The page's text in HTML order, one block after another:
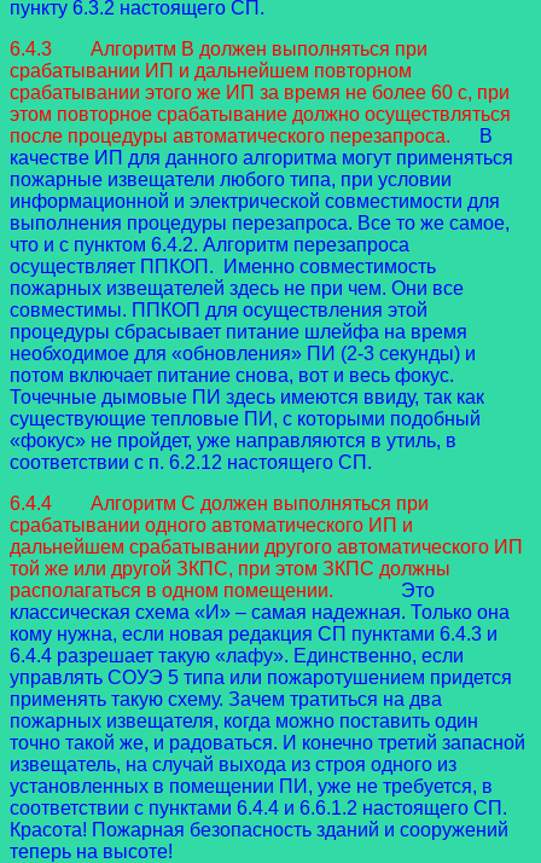
пункту 6.3.2 настоящего СП.
6.4.3 Алгоритм В должен выполняться при
срабатывании ИП и дальнейшем повторном
срабатывании этого же ИП за время не более 60 с, при
этом повторное срабатывание должно осуществляться
после процедуры автоматического перезапроса.
В
качестве ИП для данного алгоритма могут применяться
пожарные извещатели любого типа, при условии
информационной и электрической совместимости для
выполнения процедуры перезапроса. Все то же самое,
что и с пунктом 6.4.2. Алгоритм перезапроса
осуществляет ППКОП. Именно совместимость
пожарных извещателей здесь не при чем. Они все
совместимы. ППКОП для осуществления этой
процедуры сбрасывает питание шлейфа на время
необходимое для «обновления» ПИ (2-3 секунды) и
потом включает питание снова, вот и весь фокус.
Точечные дымовые ПИ здесь имеются ввиду, так как
существующие тепловые ПИ, с которыми подобный
«фокус» не пройдет, уже направляются в утиль, в
соответствии с п. 6.2.12 настоящего СП.
6.4.4 Алгоритм С должен выполняться при
срабатывании одного автоматического ИП и
дальнейшем срабатывании другого автоматического ИП
той же или другой ЗКПС, при этом ЗКПС должны
располагаться в одном помещении.
Это
классическая схема «И» – самая надежная. Только она
кому нужна, если новая редакция СП пунктами 6.4.3 и
6.4.4 разрешает такую «лафу». Единственно, если
управлять СОУЭ 5 типа или пожаротушением придется
применять такую схему. Зачем тратиться на два
пожарных извещателя, когда можно поставить один
точно такой же, и радоваться. И конечно третий запасной
извещатель, на случай выхода из строя одного из
установленных в помещении ПИ, уже не требуется, в
соответствии с пунктами 6.4.4 и 6.6.1.2 настоящего СП.
Красота! Пожарная безопасность зданий и сооружений
теперь на высоте!